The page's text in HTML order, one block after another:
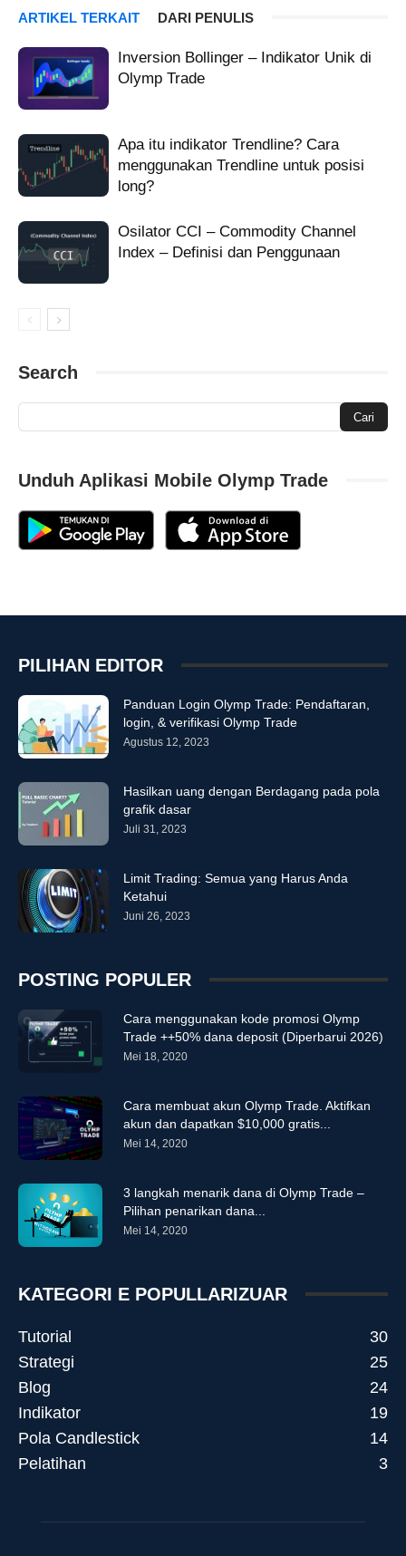
ARTIKEL TERKAIT DARI PENULIS
Inversion Bollinger – Indikator Unik di
Olymp Trade
Apa itu indikator Trendline? Cara
menggunakan Trendline untuk posisi
long?
Osilator CCI – Commodity Channel
Index – Definisi dan Penggunaan
Search
Unduh Aplikasi Mobile Olymp Trade
PILIHAN EDITOR
Panduan Login Olymp Trade: Pendaftaran,
login, & verifikasi Olymp Trade
Agustus 12, 2023
Hasilkan uang dengan Berdagang pada pola
grafik dasar
Juli 31, 2023
Limit Trading: Semua yang Harus Anda
Ketahui
Juni 26, 2023
POSTING POPULER
Cara menggunakan kode promosi Olymp
Trade ++50% dana deposit (Diperbarui 2026)
Mei 18, 2020
Cara membuat akun Olymp Trade. Aktifkan
akun dan dapatkan $10,000 gratis...
Mei 14, 2020
3 langkah menarik dana di Olymp Trade –
Pilihan penarikan dana...
Mei 14, 2020
KATEGORI E POPULLARIZUAR
Tutorial
30
Strategi
25
Blog
24
Indikator
19
Pola Candlestick
14
Pelatihan
3